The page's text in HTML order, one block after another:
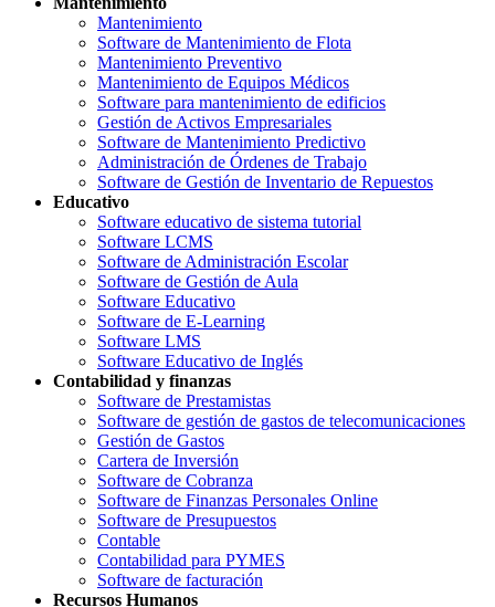
Mantenimiento
Software de Mantenimiento de Flota
Mantenimiento Preventivo
Mantenimiento de Equipos Médicos
Software para mantenimiento de edificios
Gestión de Activos Empresariales
Software de Mantenimiento Predictivo
Administración de Órdenes de Trabajo
Software de Gestión de Inventario de Repuestos
Educativo
Software educativo de sistema tutorial
Software LCMS
Software de Administración Escolar
Software de Gestión de Aula
Software Educativo
Software de E-Learning
Software LMS
Software Educativo de Inglés
Contabilidad y finanzas
Software de Prestamistas
Software de gestión de gastos de telecomunicaciones
Gestión de Gastos
Cartera de Inversión
Software de Cobranza
Software de Finanzas Personales Online
Software de Presupuestos
Contable
Contabilidad para PYMES
Software de facturación
Recursos Humanos